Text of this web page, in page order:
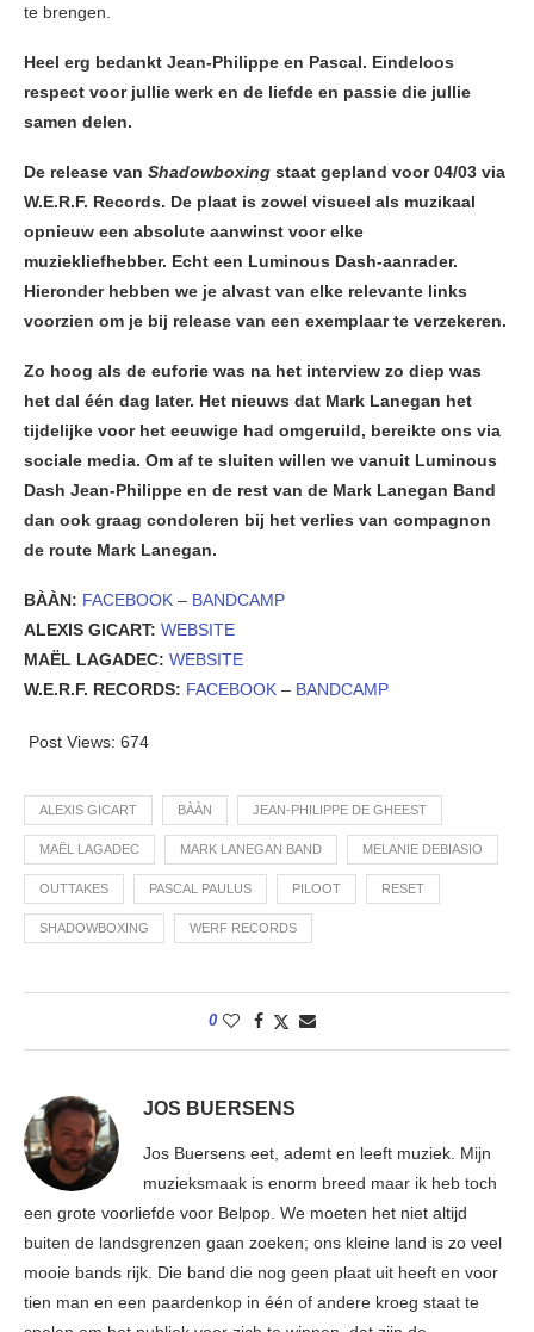
te brengen.
Heel erg bedankt Jean-Philippe en Pascal. Eindeloos
respect voor jullie werk en de liefde en passie die jullie
samen delen.
De release van Shadowboxing staat gepland voor 04/03 via
W.E.R.F. Records. De plaat is zowel visueel als muzikaal
opnieuw een absolute aanwinst voor elke
muziekliefhebber. Echt een Luminous Dash-aanrader.
Hieronder hebben we je alvast van elke relevante links
voorzien om je bij release van een exemplaar te verzekeren.
Zo hoog als de euforie was na het interview zo diep was
het dal één dag later. Het nieuws dat Mark Lanegan het
tijdelijke voor het eeuwige had omgeruild, bereikte ons via
sociale media. Om af te sluiten willen we vanuit Luminous
Dash Jean-Philippe en de rest van de Mark Lanegan Band
dan ook graag condoleren bij het verlies van compagnon
de route Mark Lanegan.
BÀÀN: FACEBOOK – BANDCAMP
ALEXIS GICART: WEBSITE
MAËL LAGADEC: WEBSITE
W.E.R.F. RECORDS: FACEBOOK – BANDCAMP
Post Views: 674
ALEXIS GICART BÀÀN JEAN-PHILIPPE DE GHEEST
MAËL LAGADEC MARK LANEGAN BAND MELANIE DEBIASIO
OUTTAKES PASCAL PAULUS PILOOT RESET
SHADOWBOXING WERF RECORDS
0
JOS BUERSENS
Jos Buersens eet, ademt en leeft muziek. Mijn
muzieksmaak is enorm breed maar ik heb toch
een grote voorliefde voor Belpop. We moeten het niet altijd
buiten de landsgrenzen gaan zoeken; ons kleine land is zo veel
mooie bands rijk. Die band die nog geen plaat uit heeft en voor
tien man en een paardenkop in één of andere kroeg staat te